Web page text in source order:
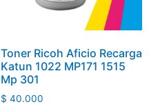
Toner Ricoh Aficio Recarga
Katun 1022 MP171 1515
Mp 301
$ 40.000